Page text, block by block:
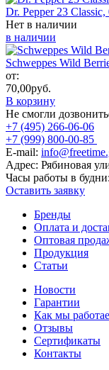
Dr. Pepper 23
Нет в наличии
в наличии
Schweppes Wild
от:
70,00руб.
В корзину
Не смогли
+7 (495) 266-06-06
+7 (999) 800-00-85
E-mail:
Адрес: Рябиновая
Часы работы в будни:
Оставить заявку
Бренды
Оплата и
Оптовая
Продукция
Статьи
Новости
Гарантии
Как мы
Отзывы
Сертификаты
Контакты